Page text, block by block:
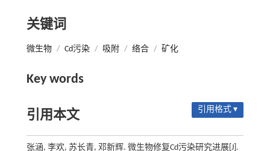
关键词
微生物 / Cd污染 / 吸附 / 络合 / 矿化
Key words
引用本文 引用格式 ▾
张涵, 李欢, 苏长青, 邓新辉. 微生物修复Cd污染研究进展[J].